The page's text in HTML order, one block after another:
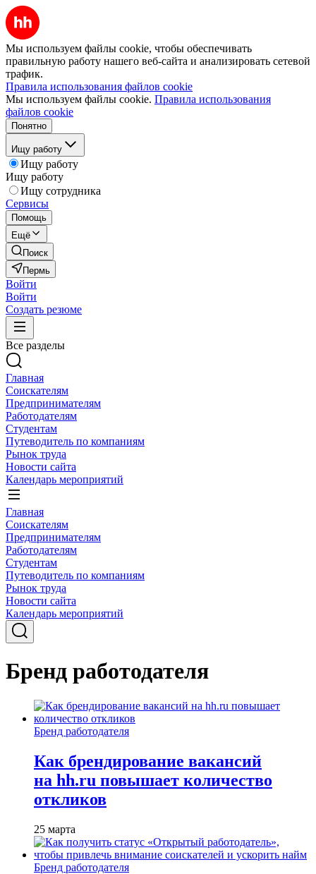
Мы используем файлы cookie, чтобы обеспечивать
правильную работу нашего веб-сайта и анализировать сетевой
трафик.
Правила использования файлов cookie
Мы используем файлы cookie. Правила использования
файлов cookie
Понятно
Ищу работу
Ищу работу
Ищу работу
Ищу сотрудника
Сервисы
Помощь
Ещё
Поиск
Пермь
Войти
Войти
Создать резюме
Все разделы
Главная
Соискателям
Предпринимателям
Работодателям
Студентам
Путеводитель по компаниям
Рынок труда
Новости сайта
Календарь мероприятий
Главная
Соискателям
Предпринимателям
Работодателям
Студентам
Путеводитель по компаниям
Рынок труда
Новости сайта
Календарь мероприятий
Бренд работодателя
Бренд работодателя
Как брендирование вакансий
на hh.ru повышает количество
откликов
25 марта
Бренд работодателя